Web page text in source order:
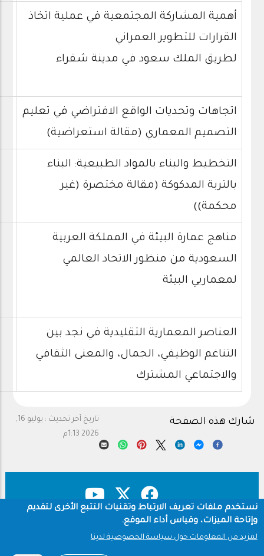
أهمية المشاركة المجتمعية في عملية اتخاذ
القرارات للتطوير العمراني
لطريق الملك سعود في مدينة شقراء
اتجاهات وتحديات الواقع الافتراضي في تعليم
التصميم المعماري (مقالة استعراضية)
التخطيط والبناء بالمواد الطبيعية: البناء
بالتربة المدكوكة (مقالة مختصرة (غير
محكمة))
مناهج عمارة البيئة في المملكة العربية
السعودية من منظور الاتحاد العالمي
لمعماريي البيئة
العناصر المعمارية التقليدية في نجد بين
التناغم الوظيفي، الجمال، والمعنى الثقافي
والاجتماعي المشترك
تاريخ آخر تحديث :
يوليو 16,
2026 1:13م
شارك هذه الصفحة
Footer
نستخدم ملفات تعريف الارتباط وتقنيات التتبع الأخرى لتقديم
وإتاحة الميزات، وقياس أداء الموقع.
لمزيد من المعلومات حول سياسة الخصوصية لدينا